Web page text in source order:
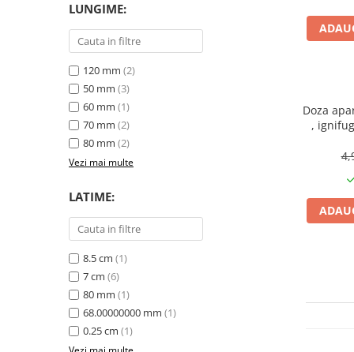
Accesorii decorative
Figurine si decoratiuni Craciun
Instalatii de Craciun
Lumanari si candele
Cosuri de gunoi
Maturi, Mopuri si galeti
Prosoape de hartie si servetele
Servetele umede
LUNGIME:
120 mm (2)
50 mm (3)
60 mm (1)
70 mm (2)
80 mm (2)
Vezi mai multe
LATIME:
8.5 cm (1)
7 cm (6)
80 mm (1)
68.00000000 mm (1)
0.25 cm (1)
Doza
,